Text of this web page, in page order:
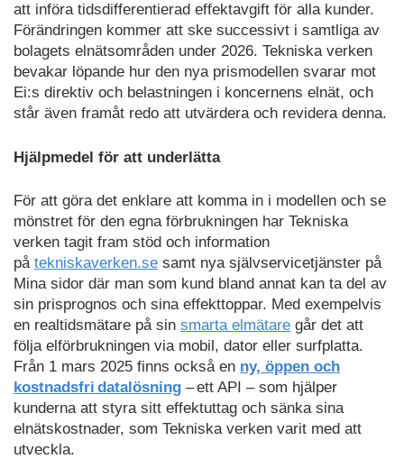
att införa tidsdifferentierad effektavgift för alla kunder.
Förändringen kommer att ske successivt i samtliga av
bolagets elnätsområden under 2026. Tekniska verken
bevakar löpande hur den nya prismodellen svarar mot
Ei:s direktiv och belastningen i koncernens elnät, och
står även framåt redo att utvärdera och revidera denna.
Hjälpmedel för att underlätta
För att göra det enklare att komma in i modellen och se
mönstret för den egna förbrukningen har Tekniska
verken tagit fram stöd och information
på tekniskaverken.se samt nya självservicetjänster på
Mina sidor där man som kund bland annat kan ta del av
sin prisprognos och sina effekttoppar. Med exempelvis
en realtidsmätare på sin smarta elmätare går det att
följa elförbrukningen via mobil, dator eller surfplatta.
Från 1 mars 2025 finns också en ny, öppen och
kostnadsfri datalösning – ett API – som hjälper
kunderna att styra sitt effektuttag och sänka sina
elnätskostnader, som Tekniska verken varit med att
utveckla.